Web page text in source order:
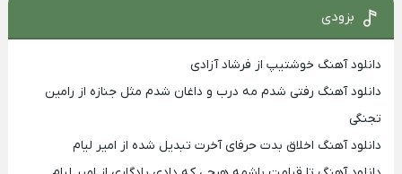
بزودی
دانلود آهنگ خوشتیپ از فرشاد آزادی
دانلود آهنگ رفتی شدم مه درب و داغان شدم مثل جنازه از رامین
تجنگی
دانلود آهنگ اخلاق بدت حرفای آخرت تبدیل شده از امیر لیام